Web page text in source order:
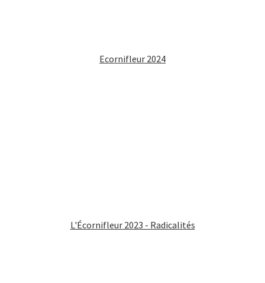
Ecornifleur 2024
L'Écornifleur 2023 - Radicalités